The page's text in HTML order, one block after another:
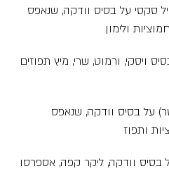
סקסי על בסיס וודקה, שנאפס
ולימון
ויסקי, ורמוט, שרי, מיץ תפוזים
על בסיס וודקה, שנאפס
ותפוז
על בסיס וודקה, ליקר קפה, אספרסו